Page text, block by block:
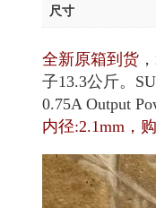
尺寸
全新原箱到货
子13.3公斤。
0.75A Output
内径:2.1mm，